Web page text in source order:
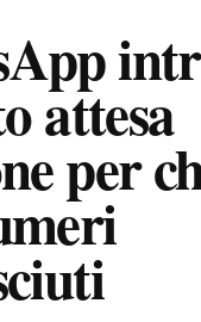
attesa
per